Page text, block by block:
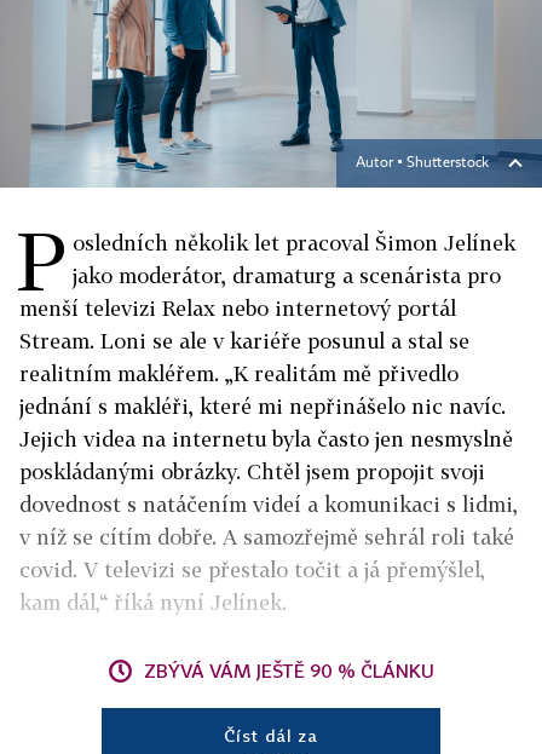
Autor ▪ Shutterstock
P osledních několik let pracoval Šimon Jelínek
jako moderátor, dramaturg a scenárista pro
menší televizi Relax nebo internetový portál
Stream. Loni se ale v kariéře posunul a stal se
realitním makléřem. „K realitám mě přivedlo
jednání s makléři, které mi nepřinášelo nic navíc.
Jejich videa na internetu byla často jen nesmyslně
poskládanými obrázky. Chtěl jsem propojit svoji
dovednost s natáčením videí a komunikaci s lidmi,
v níž se cítím dobře. A samozřejmě sehrál roli také
covid. V televizi se přestalo točit a já přemýšlel,
kam dál,“ říká nyní Jelínek.
ZBÝVÁ VÁM JEŠTĚ 90 % ČLÁNKU
Číst dál za